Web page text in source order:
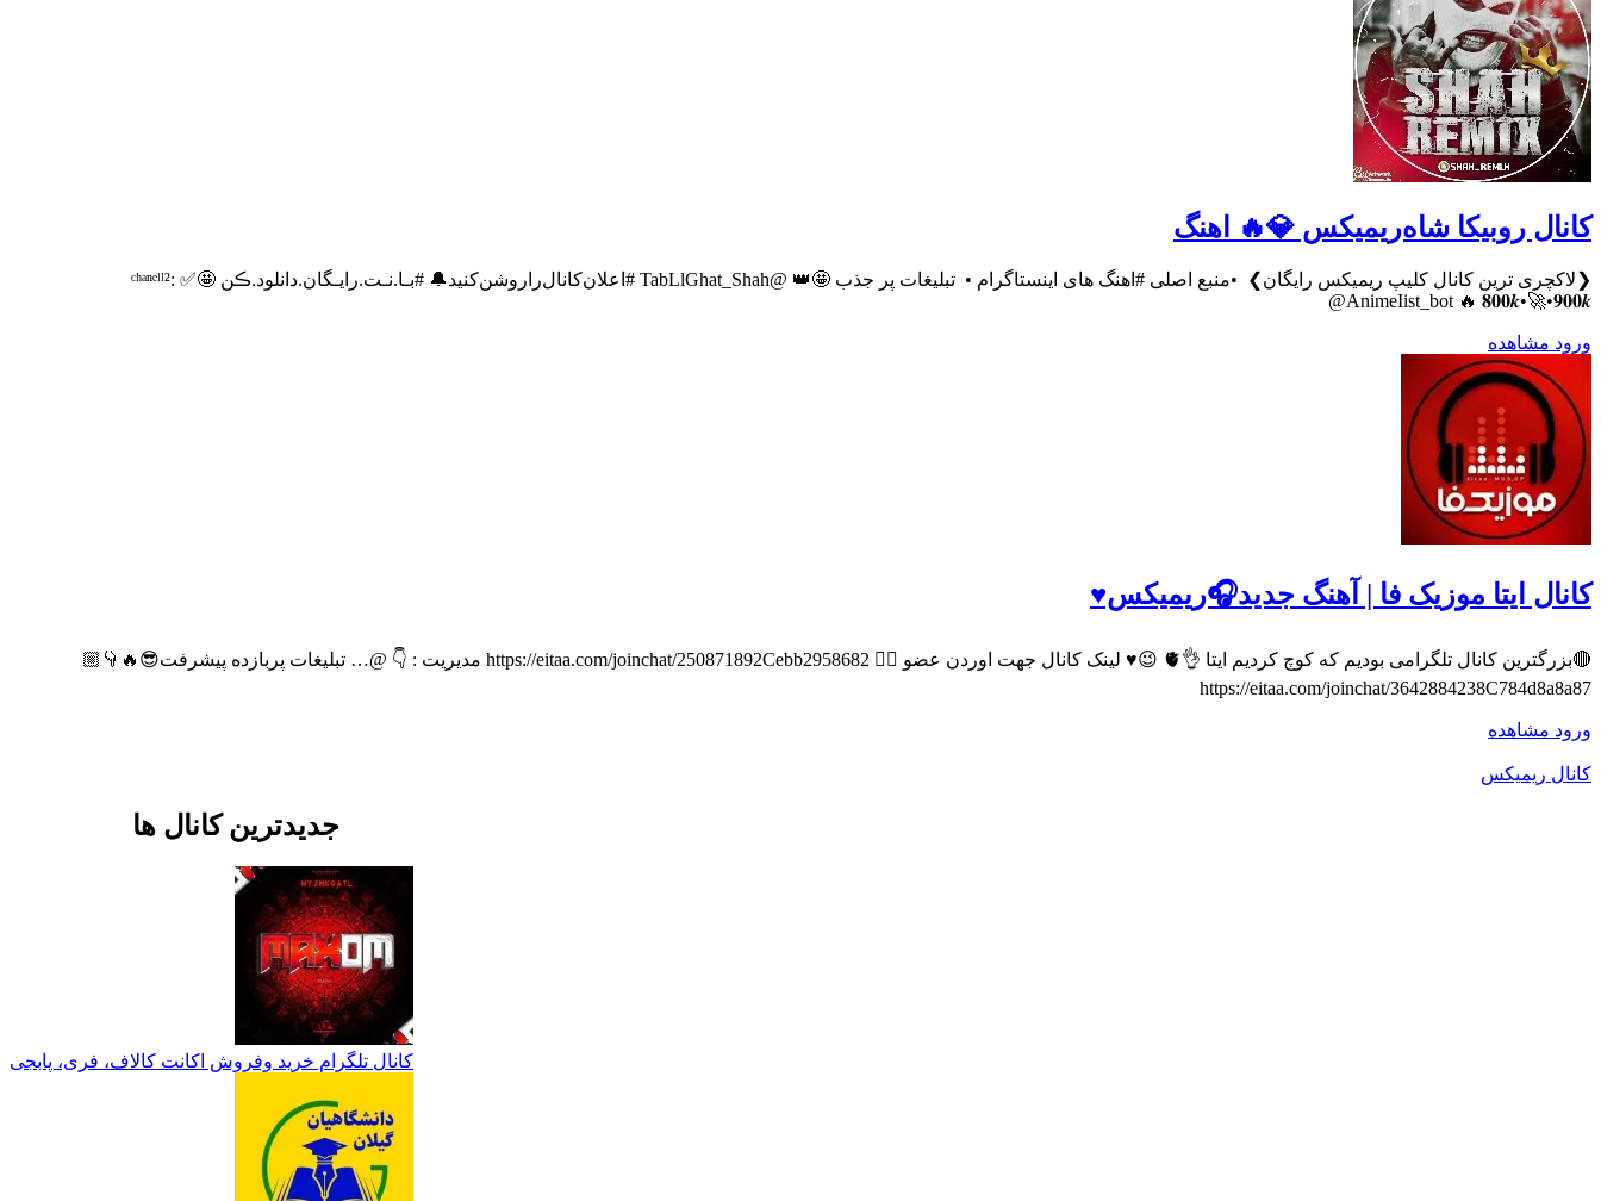
کانال روبیکا شاه‌ریمیکس 💎🔥 اهنگ
❮لاکچری ترین کانال کلیپ ریمیکس رایگان❯ ‌ •منبع‌ اصلی #اهنگ های اینستاگرام ‌• ‌ تبلیغات پر جذب 🤩👑 @TabLlGhat_Shah #اعلان‌کانال‌را‌روشن‌کنید🔔 #بـا.نـت.رایـگان.دانلود.ڪن 🤩✅ ᶜʰᵃⁿᵉˡˡ²:
@AnimeIist_bot 🔥 𝟖𝟎𝟎𝒌•🚀•𝟗𝟎𝟎𝒌
ورود مشاهده
کانال ایتا موزیک فا | آهنگ جدید🎧ریمیکس♥️
🔴بزرگترین کانال تلگرامی بودیم که کوچ کردیم ایتا 👌🫀 😉♥️ لینک کانال جهت اوردن عضو 👇🏽 https://eitaa.com/joinchat/250871892Cebb2958682 مدیریت : 👇 @… تبلیغات پربازده پیشرفت😎🔥👇🏼
https://eitaa.com/joinchat/3642884238C784d8a8a87
ورود مشاهده
کانال ریمیکس
جدیدترین کانال ها
کانال تلگرام خرید وفروش اکانت کالاف، فری، پابجی